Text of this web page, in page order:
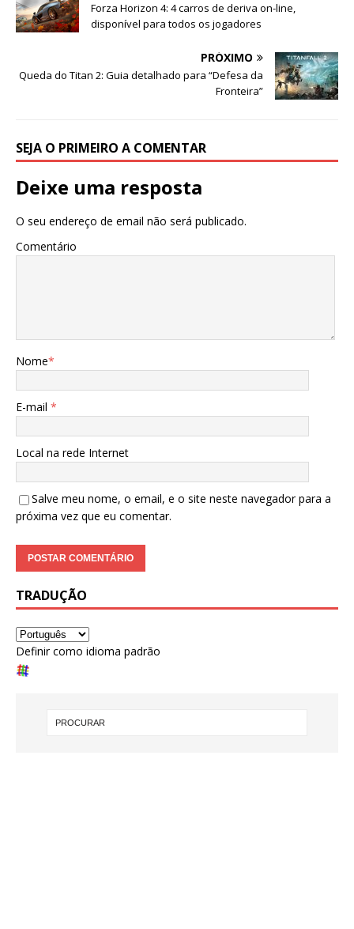
Forza Horizon 4: 4 carros de deriva on-line,
disponível para todos os jogadores
PRÓXIMO
Queda do Titan 2: Guia detalhado para “Defesa da
Fronteira”
SEJA O PRIMEIRO A COMENTAR
Deixe uma resposta
O seu endereço de email não será publicado.
Comentário
Nome*
E-mail *
Local na rede Internet
Salve meu nome, o email, e o site neste navegador para a
próxima vez que eu comentar.
TRADUÇÃO
Definir como idioma padrão